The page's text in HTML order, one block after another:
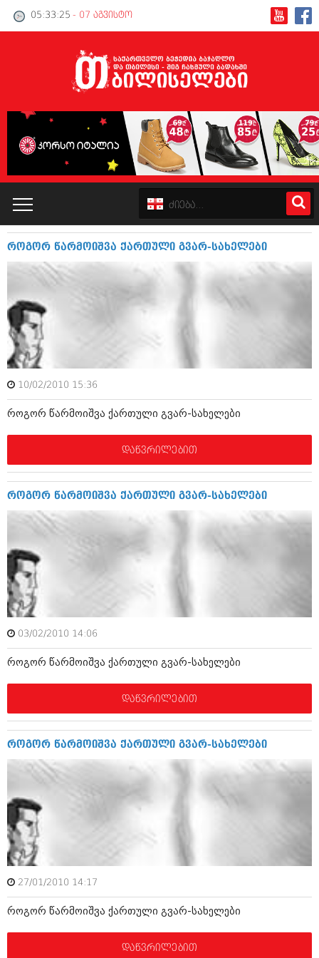
05:33:25 - 07 აგვისტო
პოლიტიკა
ინტერვიუები
საზოგადოება
მოდი, ვილაპარაკოთ
მოდა + დიზაინი
მედიცინა
სპორტი
კულინარია
ბიზნესსიახლეები
გვარები
იუმორი
კალეიდოსკოპი
ჰოროსკოპი და შეუცნობელი
კრიმინალი
რომანი და დეტექტივი
კატალოგი
ინტერვიუები
ამბები
საზოგადოება
მოდი, ვილაპარაკოთ
მედიცინა
სპორტი
კულინარია
ავტორჩევები
ბელადები
ბიზნესსიახლეები
იუმორი
კალეიდოსკოპი
კრიმინალი
რომანი და დეტექტივი
შოუბიზნესი
როგორ წარმოიშვა ქართული გვარ-სახელები
10/02/2010 15:36
როგორ წარმოიშვა ქართული გვარ-სახელები
დაწვრილებით
როგორ წარმოიშვა ქართული გვარ-სახელები
03/02/2010 14:06
როგორ წარმოიშვა ქართული გვარ-სახელები
დაწვრილებით
როგორ წარმოიშვა ქართული გვარ-სახელები
27/01/2010 14:17
როგორ წარმოიშვა ქართული გვარ-სახელები
დაწვრილებით